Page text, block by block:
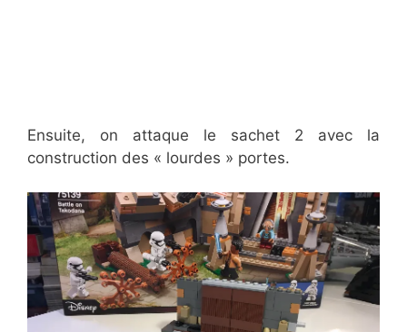
Ensuite, on attaque le sachet 2 avec la
construction des « lourdes » portes.